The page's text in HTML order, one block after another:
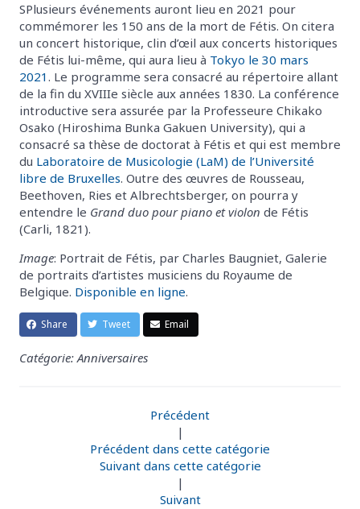
SPlusieurs événements auront lieu en 2021 pour
commémorer les 150 ans de la mort de Fétis. On citera
un concert historique, clin d’œil aux concerts historiques
de Fétis lui-même, qui aura lieu à Tokyo le 30 mars
2021. Le programme sera consacré au répertoire allant
de la fin du XVIIIe siècle aux années 1830. La conférence
introductive sera assurée par la Professeure Chikako
Osako (Hiroshima Bunka Gakuen University), qui a
consacré sa thèse de doctorat à Fétis et qui est membre
du Laboratoire de Musicologie (LaM) de l’Université
libre de Bruxelles. Outre des œuvres de Rousseau,
Beethoven, Ries et Albrechtsberger, on pourra y
entendre le Grand duo pour piano et violon de Fétis
(Carli, 1821).
Image: Portrait de Fétis, par Charles Baugniet, Galerie
de portraits d’artistes musiciens du Royaume de
Belgique. Disponible en ligne.
Share Tweet Email
Catégorie: Anniversaires
Précédent
|
Précédent dans cette catégorie
Suivant dans cette catégorie
|
Suivant